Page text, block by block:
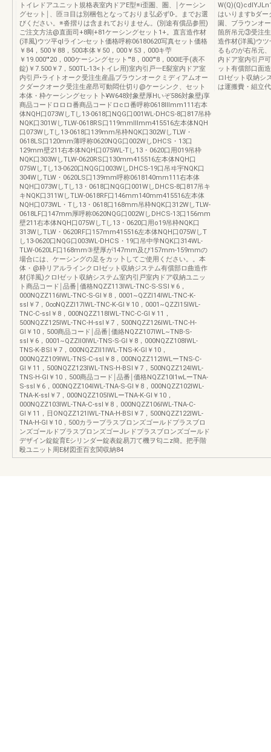
トイレドアユニット規格表室内ドアE型※i歪圏、圏、￨ケーシン
グセット￨、匝ヨ目は別梱包となっておりま弘必ず0-。までお選
びください。※沓摺りは含まれておりません。(別途有償品参照)
ご注文方法@直面司+8剛+81ケーシングセット1+。直言造作材
(洋風)ウツ平qlライン-セット価格呼称06180620写真セット価格
￥84，500￥88，500本体￥50，000￥53，000キ苧
￥19.000'"20，000ケーシングセット'"8，000'"8，000lE手(表不
錠)￥7.500￥7，500TL-13<トイレ用)室内引戸一E裂室内ドア室
内引戸•ライトオーク受注生産晶ブラウンオークミディアムオー
クダークオーク受注生産昂可動悶仕切り@ケーシンク、セット
本体・枠ケーシングセット卜¥W648対象壁厚Hいぞ586対象壁j享
商品コードロロロ番商品コードロcロ番呼称0618lllmm111右本
体NQH口073WしTし13-0618口NQG口001WL-DHCS-8口817吊枠
NQK口301WしTLW-0618RS口119mmlllmm415516左本体NQH
口073WしTし13-0618口139mm吊枠NQK口302WしTLW・
0618LS口120mm薄呼称0620NQG口002WしDHCS・13口
129mm壁211右本体NQH口075WL-Tし13・0620口用019吊枠
NQK口303WしTLW-0620RS口130mm415516左本体NQH口
075WしTし13-0620口NQG口003WしDHCS-19口吊ヰ宇NQK口
304WしTLW・0620LS口139mm呼称0618140mm111右本体
NQH口073WしTし13・0618口NQG口001WしDHCS-8口817吊キ
キNQK口311WしTLW-0618RF口146mm140mm415516左本体
NQH口073WL・Tし13・0618口168mm吊枠NQK口312WしTLW-
0618LF口147mm厚呼称0620NQG口002WしDHCS-13口156mm
壁211右本体NQH口075WしTし13・0620口用o19吊枠NQK口
313WしTLW・0620RF口157mm415516左本体NQH口075WしT
し13-0620口NQG口003WL-DHCS・19口吊中学NQK口314WL-
TLW-0620LF口168mm③壁厚が147mm及び157mm-159mmの
場合には、ケーシングの足をカッ卜してご使用ください。。本
体・@枠リアルラインクロlゼット収納ジステム有償部ロ曲造作
材(洋風)クロlゼット収納システム室内引戸室内ドア収納ユニッ
ト商品コード￨品番￨価格NQZZ113IWL-TNC-S-SSI￥6，
000NQZZ116IWL-TNC-S-GI￥8，0001~QZZI14IWL-TNC-K-
ssl￥7，0∞NQZZI17IWL-TNC-K-GI￥10，0001~QZZI15IWL-
TNC-C-ssl￥8，000NQZZ118IWL-TNC-C-GI￥11，
500NQZZ125IWL-TNC-H-ssl￥7，500NQZZ126IWL-TNC-H-
GI￥10，500商品コード￨品番￨価絡NQZZ107IWL~TNB-S-
ssl￥6，0001~QZZll0IWL-TNS-S-GI￥8，000NQZZ108IWL-
TNS-K-BSI￥7，000NQZZll1IWL-TNS-K-GI￥10，
000NQZZ109IWL-TNS-C-ssl￥8，000NQZZ112IWLーTNS-C-
GI￥11，500NQZZ123IWL-TNS-H-BSI￥7，500NQZZ124IWL-
TNS-H-GI￥10，500商品コード￨品番￨価格NQZZ10l1wLーTNA-
S-ssl￥6，000NQZZ104IWL-TNA-S-GI￥8，000NQZZ102IWL-
TNA-K-ssl￥7，000NQZZ105IWLーTNA-K-GI￥10，
000NQZZ103IWL-TNA-C-ssl￥8，000NQZZ106IWL-TNA-C-
GI￥11，日ONQZZ121IWL-TNA-H-BSI￥7，500NQZZ122IWL-
TNA-H-GI￥10，500カラープラスブロンズゴールドプラスブロ
ンズゴールドプラスブロンズゴーJレドプラスブロンズゴールド
デザイン錠錠育Eシリンダー錠表錠易刀て機ヲ匂ニz簡。把手階
殴ユニット周E材図歪百玄関収納84
はいりますbダー
園、ブラウンオ
箇所吊元③受注
造作材(洋風)ウ
るものが右吊元
内ドア室内引戸
ット有償部口面
ロlゼット収納シ
は運搬費・組立